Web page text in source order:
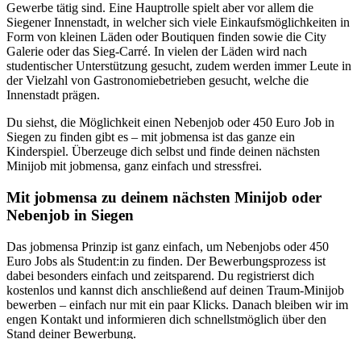
Gewerbe tätig sind. Eine Hauptrolle spielt aber vor allem die
Siegener Innenstadt, in welcher sich viele Einkaufsmöglichkeiten in
Form von kleinen Läden oder Boutiquen finden sowie die City
Galerie oder das Sieg-Carré. In vielen der Läden wird nach
studentischer Unterstützung gesucht, zudem werden immer Leute in
der Vielzahl von Gastronomiebetrieben gesucht, welche die
Innenstadt prägen.
Du siehst, die Möglichkeit einen Nebenjob oder 450 Euro Job in
Siegen zu finden gibt es – mit jobmensa ist das ganze ein
Kinderspiel. Überzeuge dich selbst und finde deinen nächsten
Minijob mit jobmensa, ganz einfach und stressfrei.
Mit jobmensa zu deinem nächsten Minijob oder
Nebenjob in Siegen
Das jobmensa Prinzip ist ganz einfach, um Nebenjobs oder 450
Euro Jobs als Student:in zu finden. Der Bewerbungsprozess ist
dabei besonders einfach und zeitsparend. Du registrierst dich
kostenlos und kannst dich anschließend auf deinen Traum-Minijob
bewerben – einfach nur mit ein paar Klicks. Danach bleiben wir im
engen Kontakt und informieren dich schnellstmöglich über den
Stand deiner Bewerbung.